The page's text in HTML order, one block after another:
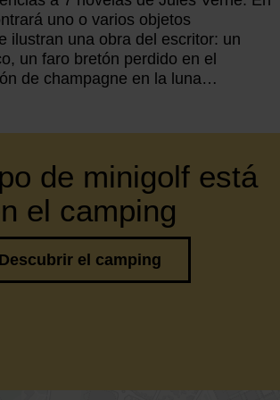
uno o varios objetos
ilustran una obra del escritor: un
un faro bretón perdido en el
de champagne en la luna…
de minigolf está
el camping
Descubrir el camping